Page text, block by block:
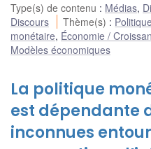
Type(s) de contenu : Médias,
Discours
Thème(s) :
monétaire, Économie /
Modèles économiques
La politique
est dépendante
inconnues